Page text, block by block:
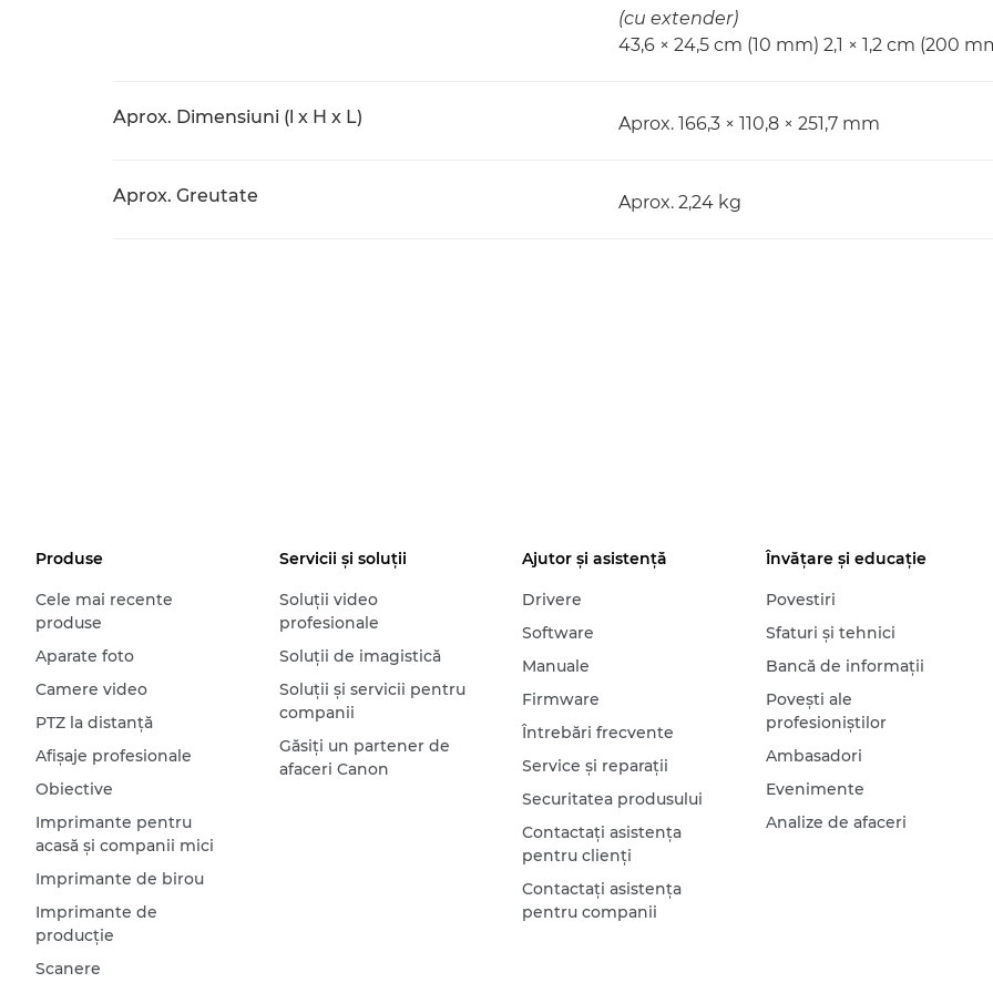
(cu extender)
43,6 × 24,5 cm (10 mm) 2,1 × 1,2 cm (200
Aprox. Dimensiuni (l x H x L) Aprox. 166,3 × 110,8 × 251,7 mm
Aprox. Greutate Aprox. 2,24 kg
Produse
Cele mai recente
produse
Aparate foto
Camere video
PTZ la distanţă
Afişaje profesionale
Obiective
Imprimante pentru
acasă şi companii mici
Imprimante de birou
Imprimante de
producţie
Scanere
Servicii şi soluţii
Soluţii video
profesionale
Soluţii de imagistică
Soluţii şi servicii pentru
companii
Găsiţi un partener de
afaceri Canon
Ajutor şi asistenţă
Drivere
Software
Manuale
Firmware
Întrebări frecvente
Service şi reparaţii
Securitatea produsului
Contactaţi asistenţa
pentru clienţi
Contactaţi asistenţa
pentru companii
Învăţare şi educaţie
Povestiri
Sfaturi şi tehnici
Bancă de informaţii
Poveşti ale
profesioniştilor
Ambasadori
Evenimente
Analize de afaceri